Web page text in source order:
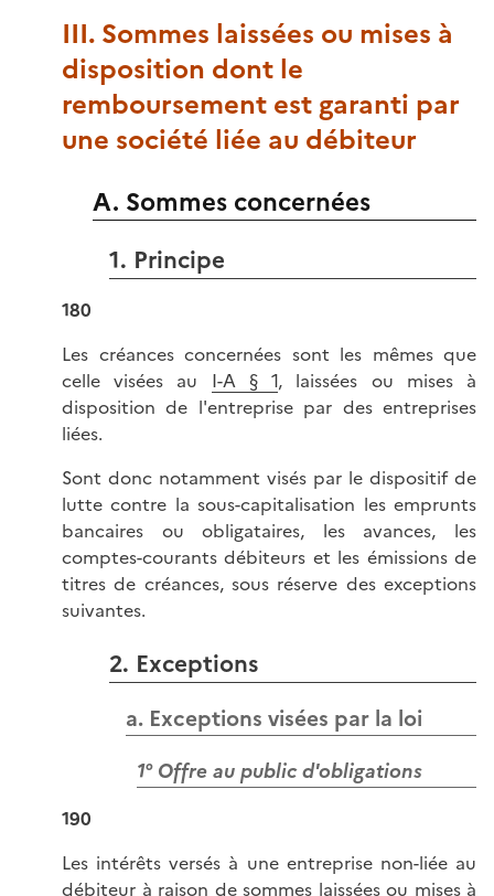
III. Sommes laissées ou mises à
disposition dont le
remboursement est garanti par
une société liée au débiteur
A. Sommes concernées
1. Principe
180
Les créances concernées sont les mêmes que
celle visées au I-A § 1, laissées ou mises à
disposition de l'entreprise par des entreprises
liées.
Sont donc notamment visés par le dispositif de
lutte contre la sous-capitalisation les emprunts
bancaires ou obligataires, les avances, les
comptes-courants débiteurs et les émissions de
titres de créances, sous réserve des exceptions
suivantes.
2. Exceptions
a. Exceptions visées par la loi
1° Offre au public d'obligations
190
Les intérêts versés à une entreprise non-liée au
débiteur à raison de sommes laissées ou mises à